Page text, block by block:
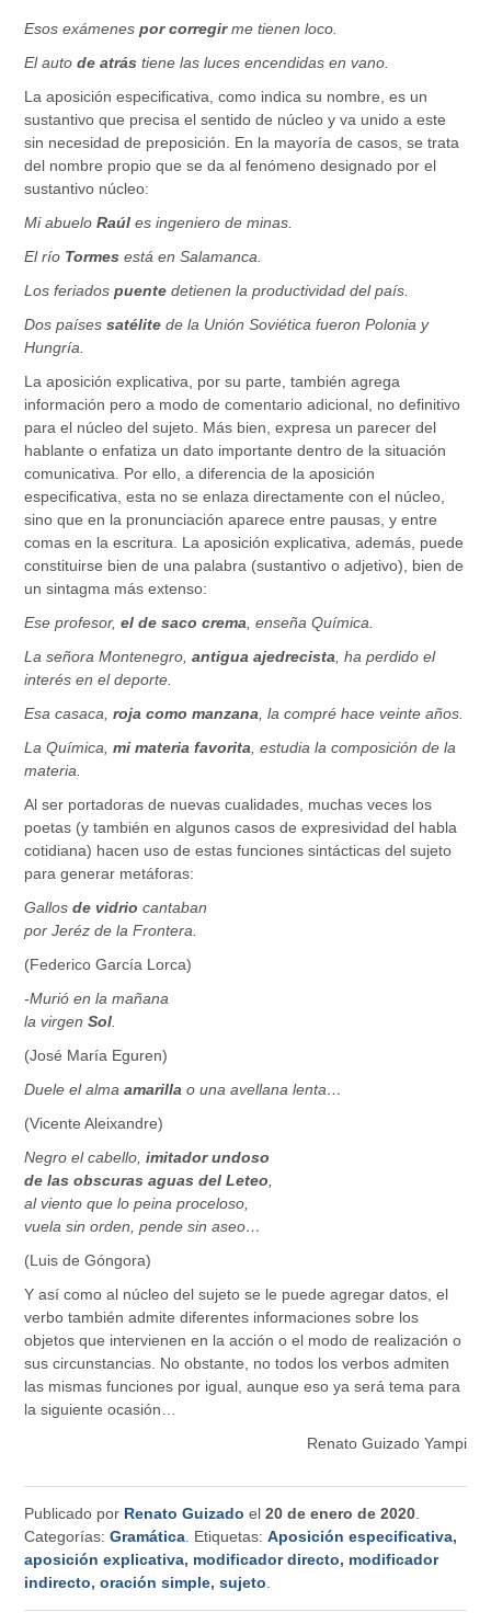
Esos exámenespor corregirme tienen loco.
El autode atrás tiene las luces encendidas en vano.
La aposición especificativa, como indica su nombre, es un
sustantivo que precisa el sentido de núcleo y va unido a este
sin necesidad de preposición. En la mayoría de casos, se trata
del nombre propio que se da al fenómeno designado por el
sustantivo núcleo:
Mi abueloRaúl es ingeniero de minas.
El río Tormes está en Salamanca.
Los feriadospuente detienen la productividad del país.
Dos paísessatélite de la Unión Soviética fueron Polonia y
Hungría.
La aposición explicativa, por su parte, también agrega
información pero a modo de comentario adicional, no definitivo
para el núcleo del sujeto. Más bien, expresa un parecer del
hablante o enfatiza un dato importante dentro de la situación
comunicativa. Por ello, a diferencia de la aposición
especificativa, esta no se enlaza directamente con el núcleo,
sino que en la pronunciación aparece entre pausas, y entre
comas en la escritura. La aposición explicativa, además, puede
constituirse bien de una palabra (sustantivo o adjetivo), bien de
un sintagma más extenso:
Ese profesor,el de saco crema , enseña Química.
La señora Montenegro,antigua ajedrecista , ha perdido el
interés en el deporte.
Esa casaca,roja como manzana , la compré hace veinte años.
La Química,mi materia favorita , estudia la composición de la
materia.
Al ser portadoras de nuevas cualidades, muchas veces los
poetas (y también en algunos casos de expresividad del habla
cotidiana) hacen uso de estas funciones sintácticas del sujeto
para generar metáforas:
Gallosde vidrio cantaban
por Jeréz de la Frontera.
(Federico García Lorca)
-Murió en la mañana
la virgenSol
(José María Eguren)
Duele el almaamarilla o una avellana lenta…
(Vicente Aleixandre)
Negro el cabello,imitador undoso
de las obscuras aguas del Leteo
al viento que lo peina proceloso,
vuela sin orden, pende sin aseo…
(Luis de Góngora)
Y así como al núcleo del sujeto se le puede agregar datos, el
verbo también admite diferentes informaciones sobre los
objetos que intervienen en la acción o el modo de realización o
sus circunstancias. No obstante, no todos los verbos admiten
las mismas funciones por igual, aunque eso ya será tema para
la siguiente ocasión…
Renato Guizado Yampi
Publicado por Renato Guizado el20 de enero de 2020
Categorías:Gramática . Etiquetas:Aposición especificativa,
aposición explicativa, modificador directo, modificador
indirecto,oración simple,sujeto